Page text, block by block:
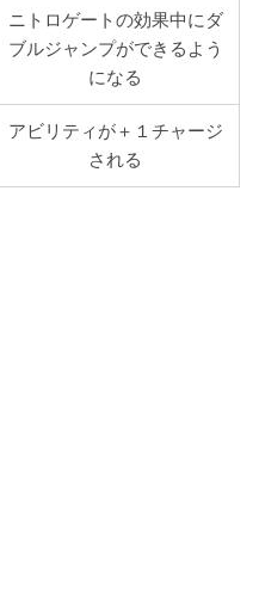
ニトロゲートの効果中にダ
ブルジャンプができるよう
になる
アビリティが＋１チャージ
される